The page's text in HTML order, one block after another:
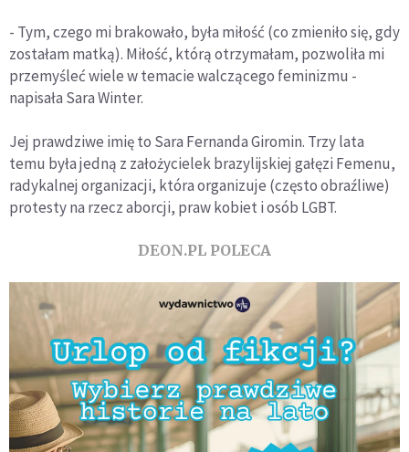
- Tym, czego mi brakowało, była miłość (co zmieniło się, gdy
zostałam matką). Miłość, którą otrzymałam, pozwoliła mi
przemyśleć wiele w temacie walczącego feminizmu -
napisała Sara Winter.
Jej prawdziwe imię to Sara Fernanda Giromin. Trzy lata
temu była jedną z założycielek brazylijskiej gałęzi Femenu,
radykalnej organizacji, która organizuje (często obraźliwe)
protesty na rzecz aborcji, praw kobiet i osób LGBT.
DEON.PL POLECA